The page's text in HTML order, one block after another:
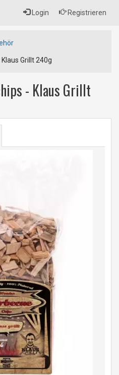
Login Registrieren
Grillt 240g
- Klaus Grillt